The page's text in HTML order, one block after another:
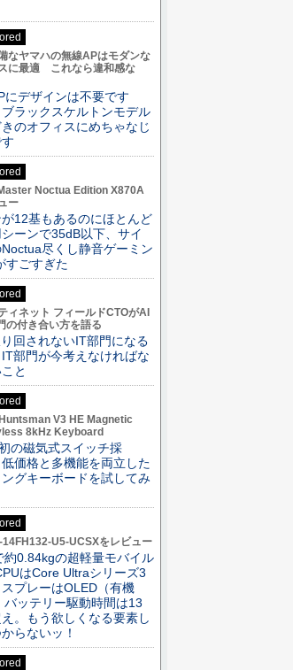
なヤマハの無線APはモダンな
に最適 これなら違和感な
にデザインは不要です
ラックスケルトンモデル
のオフィスにめちゃなじ
Noctua Edition X870A
ー
12基もあるのにほとんど
ーンで35dB以下、サイ
Noctua尽くし静音ゲーミン
すごすぎた
ィネット フィールドCTOがAI
の付き合い方を語る
回されないIT部門になる
部門が今考えなければな
と
V3 HE Magnetic
8kHz Keyboard
の磁気式スイッチ採
価格と多機能を両立した
グキーボードを試してみ
14FH132-U5-UCSXをレビュー
約0.84kgの超軽量モバイル
はCore Ultraシリーズ3
プレーはOLED（有機
バッテリー駆動時間は13
。もう欲しくなる要素し
らないッ！